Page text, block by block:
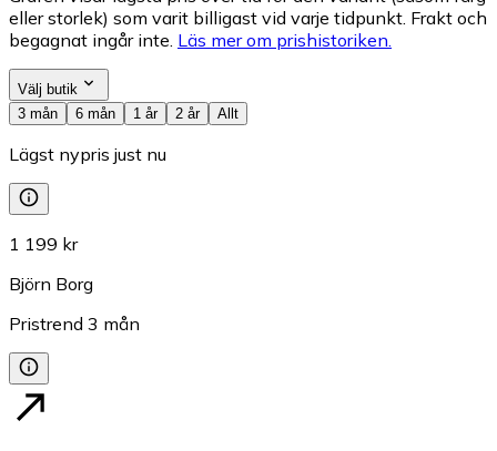
eller storlek) som varit billigast vid varje tidpunkt. Frakt och
begagnat ingår inte. Läs mer om prishistoriken.
Välj butik
3 mån
6 mån 1 år 2 år Allt
Lägst nypris just nu
1 199 kr
Björn Borg
Pristrend 3 mån